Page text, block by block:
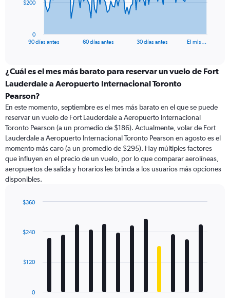
The
categories.
Range:
categories.
The
chart
has
1
Y
axis
displaying
values.
to
90 días antes 60 días antes 30 días antes El mis…
0
$200
¿Cuál es el mes más barato para reservar un vuelo de Fort
Lauderdale a Aeropuerto Internacional Toronto
Pearson?
En este momento, septiembre es el mes más barato en el que se puede
reservar un vuelo de Fort Lauderdale a Aeropuerto Internacional
Toronto Pearson (a un promedio de $186). Actualmente, volar de Fort
Lauderdale a Aeropuerto Internacional Toronto Pearson en agosto es el
momento más caro (a un promedio de $295). Hay múltiples factores
que influyen en el precio de un vuelo, por lo que comparar aerolíneas,
aeropuertos de salida y horarios les brinda a los usuarios más opciones
disponibles.
with
12
The
0
$120
$240
$360